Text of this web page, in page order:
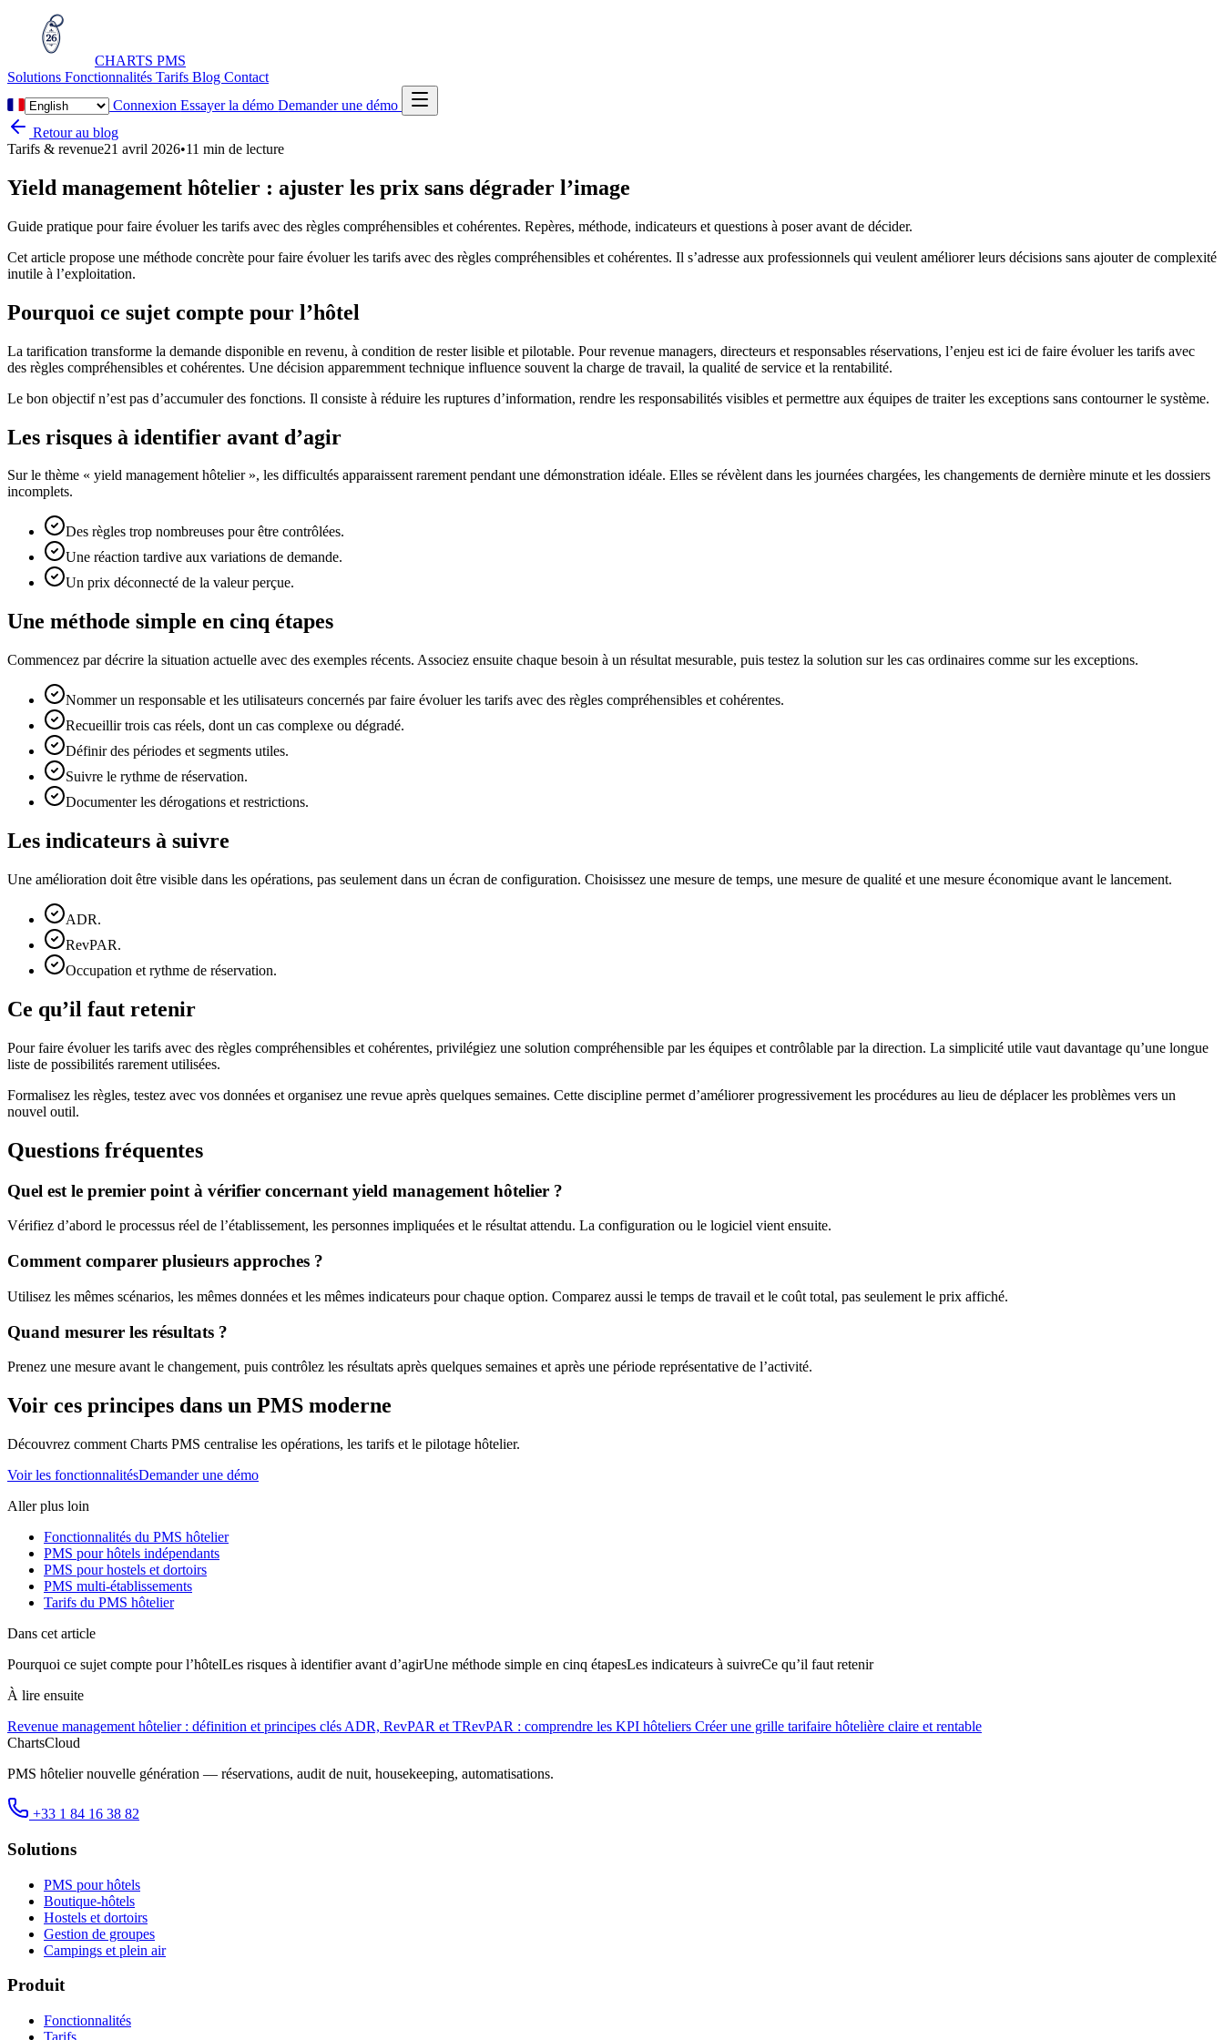
CHARTS PMS
Solutions Fonctionnalités Tarifs Blog Contact
ConnexionEssayer la démoDemander une démo
Retour au blog
Tarifs & revenue21 avril 2026•11 min de lecture
Yield management hôtelier : ajuster les prix sans dégrader l’image
Guide pratique pour faire évoluer les tarifs avec des règles compréhensibles et cohérentes. Repères, méthode, indicateurs et questions à poser avant de décider.
Cet article propose une méthode concrète pour faire évoluer les tarifs avec des règles compréhensibles et cohérentes. Il s’adresse aux professionnels qui veulent améliorer leurs décisions sans ajouter de complexité
inutile à l’exploitation.
Pourquoi ce sujet compte pour l’hôtel
La tarification transforme la demande disponible en revenu, à condition de rester lisible et pilotable. Pour revenue managers, directeurs et responsables réservations, l’enjeu est ici de faire évoluer les tarifs avec
des règles compréhensibles et cohérentes. Une décision apparemment technique influence souvent la charge de travail, la qualité de service et la rentabilité.
Le bon objectif n’est pas d’accumuler des fonctions. Il consiste à réduire les ruptures d’information, rendre les responsabilités visibles et permettre aux équipes de traiter les exceptions sans contourner le système.
Les risques à identifier avant d’agir
Sur le thème « yield management hôtelier », les difficultés apparaissent rarement pendant une démonstration idéale. Elles se révèlent dans les journées chargées, les changements de dernière minute et les dossiers
incomplets.
Des règles trop nombreuses pour être contrôlées.
Une réaction tardive aux variations de demande.
Un prix déconnecté de la valeur perçue.
Une méthode simple en cinq étapes
Commencez par décrire la situation actuelle avec des exemples récents. Associez ensuite chaque besoin à un résultat mesurable, puis testez la solution sur les cas ordinaires comme sur les exceptions.
Nommer un responsable et les utilisateurs concernés par faire évoluer les tarifs avec des règles compréhensibles et cohérentes.
Recueillir trois cas réels, dont un cas complexe ou dégradé.
Définir des périodes et segments utiles.
Suivre le rythme de réservation.
Documenter les dérogations et restrictions.
Les indicateurs à suivre
Une amélioration doit être visible dans les opérations, pas seulement dans un écran de configuration. Choisissez une mesure de temps, une mesure de qualité et une mesure économique avant le lancement.
ADR.
RevPAR.
Occupation et rythme de réservation.
Ce qu’il faut retenir
Pour faire évoluer les tarifs avec des règles compréhensibles et cohérentes, privilégiez une solution compréhensible par les équipes et contrôlable par la direction. La simplicité utile vaut davantage qu’une longue
liste de possibilités rarement utilisées.
Formalisez les règles, testez avec vos données et organisez une revue après quelques semaines. Cette discipline permet d’améliorer progressivement les procédures au lieu de déplacer les problèmes vers un
nouvel outil.
Questions fréquentes
Quel est le premier point à vérifier concernant yield management hôtelier ?
Vérifiez d’abord le processus réel de l’établissement, les personnes impliquées et le résultat attendu. La configuration ou le logiciel vient ensuite.
Comment comparer plusieurs approches ?
Utilisez les mêmes scénarios, les mêmes données et les mêmes indicateurs pour chaque option. Comparez aussi le temps de travail et le coût total, pas seulement le prix affiché.
Quand mesurer les résultats ?
Prenez une mesure avant le changement, puis contrôlez les résultats après quelques semaines et après une période représentative de l’activité.
Voir ces principes dans un PMS moderne
Découvrez comment Charts PMS centralise les opérations, les tarifs et le pilotage hôtelier.
Voir les fonctionnalitésDemander une démo
Aller plus loin
Fonctionnalités du PMS hôtelier
PMS pour hôtels indépendants
PMS pour hostels et dortoirs
PMS multi-établissements
Tarifs du PMS hôtelier
Dans cet article
Pourquoi ce sujet compte pour l’hôtelLes risques à identifier avant d’agirUne méthode simple en cinq étapesLes indicateurs à suivreCe qu’il faut retenir
À lire ensuite
Revenue management hôtelier : définition et principes clés ADR, RevPAR et TRevPAR : comprendre les KPI hôteliers Créer une grille tarifaire hôtelière claire et rentable
ChartsCloud
PMS hôtelier nouvelle génération — réservations, audit de nuit, housekeeping, automatisations.
+33 1 84 16 38 82
Solutions
PMS pour hôtels
Boutique-hôtels
Hostels et dortoirs
Gestion de groupes
Campings et plein air
Produit
Fonctionnalités
Tarifs